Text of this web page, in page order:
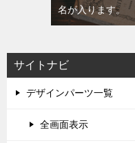
名が入ります。
サイトナビ
デザインパーツ一覧
全画面表示